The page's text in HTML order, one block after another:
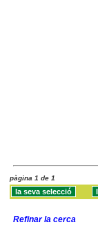
pàgina 1 de 1
Refinar la cerca